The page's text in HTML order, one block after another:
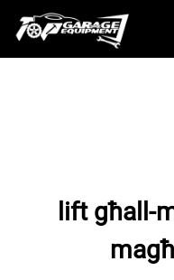
lift għall-